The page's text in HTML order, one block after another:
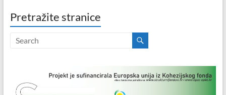
Pretražite stranice